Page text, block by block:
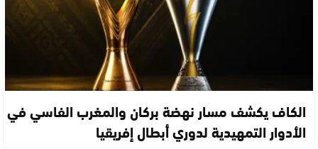
الكاف يكشف مسار نهضة بركان والمغرب الفاسي في
الأدوار التمهيدية لدوري أبطال إفريقيا